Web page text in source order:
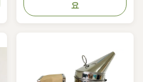
Products name Reference photo
Specification 04XX-15 SS
Specification: European style ,S
size Material: stainless steel,
cowskin below box Diameter 8...
요